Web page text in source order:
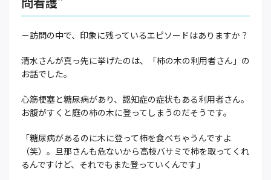
－訪問の中で、印象に残っているエピソードはありますか？
清水さんが真っ先に挙げたのは、「柿の木の利用者さん」の
お話でした。
心筋梗塞と糖尿病があり、認知症の症状もある利用者さん。
お腹がすくと庭の柿の木に登ってしまうのだそうです。
「糖尿病があるのに木に登って柿を食べちゃうんですよ
（笑）。旦那さんも危ないから高枝バサミで柿を取ってくれ
るんですけど、それでもまた登っていくんです」